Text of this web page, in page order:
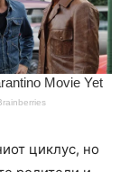
циклус, но